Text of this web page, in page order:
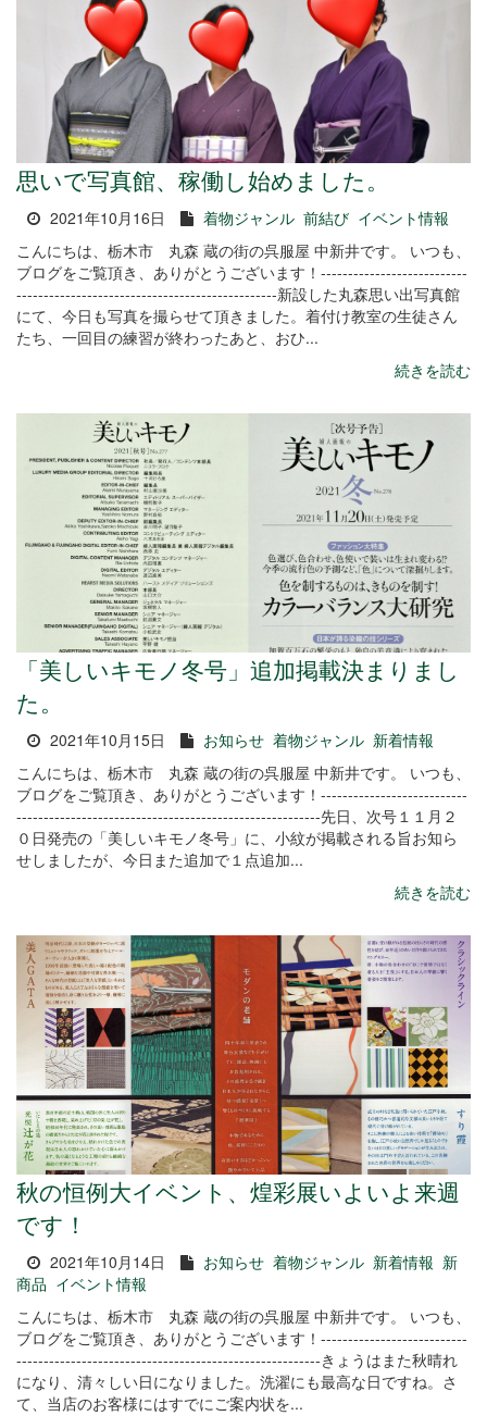
思いで写真館、稼働し始めました。
2021年10月16日 着物ジャンル 前結び イベント情報
こんにちは、栃木市 丸森 蔵の街の呉服屋 中新井です。 いつも、
ブログをご覧頂き、ありがとうございます！---------------------------
------------------------------------------------新設した丸森思い出写真館
にて、今日も写真を撮らせて頂きました。着付け教室の生徒さん
たち、一回目の練習が終わったあと、おひ...
続きを読む
「美しいキモノ冬号」追加掲載決まりまし
た。
2021年10月15日 お知らせ 着物ジャンル 新着情報
こんにちは、栃木市 丸森 蔵の街の呉服屋 中新井です。 いつも、
ブログをご覧頂き、ありがとうございます！---------------------------
--------------------------------------------------------先日、次号１１月２
０日発売の「美しいキモノ冬号」に、小紋が掲載される旨お知ら
せしましたが、今日また追加で１点追加...
続きを読む
秋の恒例大イベント、煌彩展いよいよ来週
です！
2021年10月14日 お知らせ 着物ジャンル 新着情報 新
商品 イベント情報
こんにちは、栃木市 丸森 蔵の街の呉服屋 中新井です。 いつも、
ブログをご覧頂き、ありがとうございます！---------------------------
--------------------------------------------------------きょうはまた秋晴れ
になり、清々しい日になりました。洗濯にも最高な日ですね。さ
て、当店のお客様にはすでにご案内状を...